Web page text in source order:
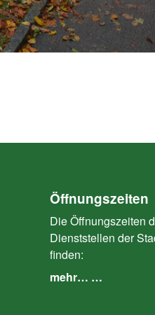
Öffnungszeiten
Die Öffnungszeiten
Dienststellen der
finden:
mehr… …